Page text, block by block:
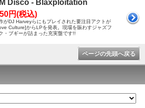
Disco - Blaxploitation
円(税込)
がDJ Harveyらにもプレイされた要注目アクトが
Culture]からLPを発表。現場を賑わすジャズフ
・ブギーが詰まった充実盤です!!
ページの先頭へ戻る